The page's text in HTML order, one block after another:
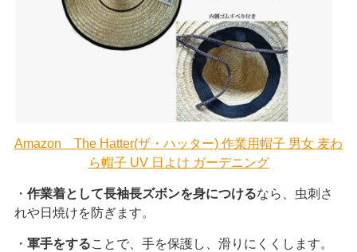
Amazon The Hatter(ザ・ハッター) 作業用帽子 男女 麦わ
ら帽子 UV 日よけ ガーデニング
・ 作業着として長袖長ズボンを身につけるなら、虫刺さ
れや日焼けを防ぎます。
・ 軍手をすることで、手を保護し、滑りにくくします。